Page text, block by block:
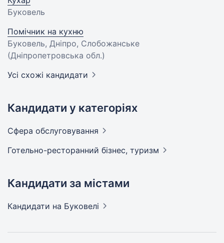
Буковель
Помічник на кухню
Буковель, Дніпро, Слобожанське
(Дніпропетровська обл.)
Усі схожі кандидати
Кандидати у категоріях
Сфера обслуговування
Готельно-ресторанний бізнес, туризм
Кандидати за містами
Кандидати на Буковелі